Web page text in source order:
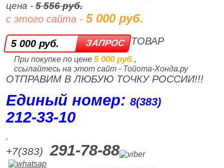
цена -5 556 руб.
с этого сайта -5 000 руб.
5 000 руб.
При покупке по цене 5 000 руб.,
ссылайтесь на этот сайт - Тойота-Хонда.ру
ТОВАР
ОТПРАВИМ В ЛЮБУЮ ТОЧКУ РОССИИ!!!
Единый номер:8(383)
212‑33‑10
,
+7(383) 291-78-88